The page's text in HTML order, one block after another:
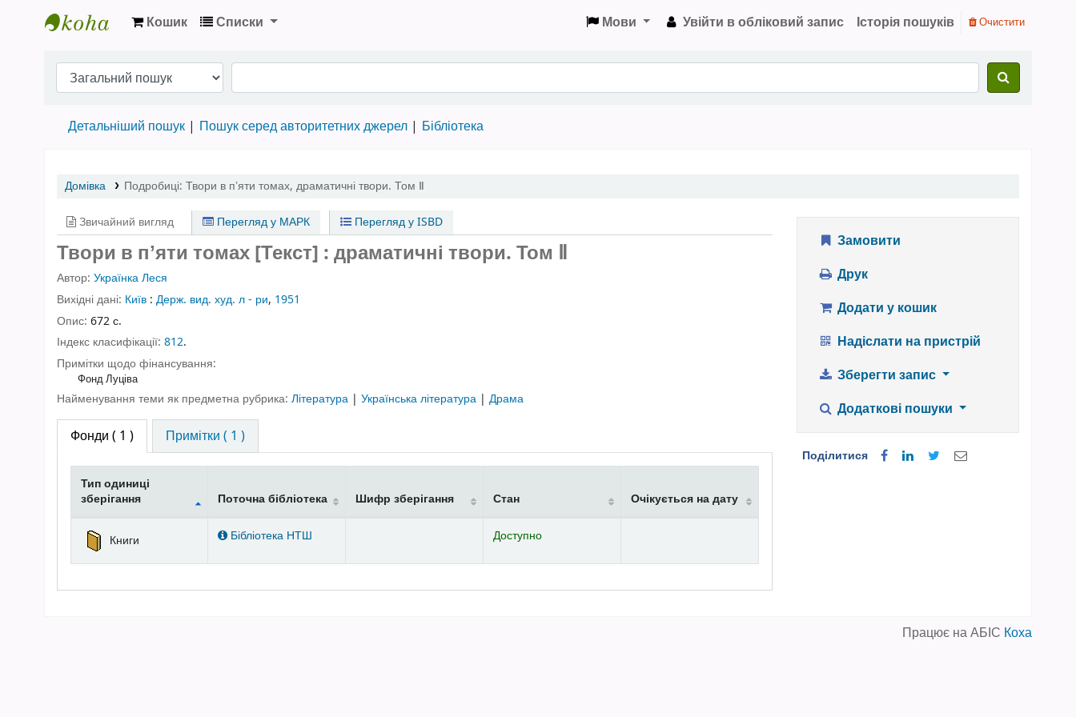
Кошик Списки Мови Увійти в обліковий запис Історія пошуків Очистити
Детальніший пошук Пошук серед авторитетних джерел Бібліотека
Домівка Подробиці: Твори в пʼяти томах, драматичні твори. Том Ⅱ
Звичайний вигляд Перегляд у МАРК Перегляд у ISBD
Твори в пʼяти томах [Текст] : драматичні твори.Том Ⅱ
Автор: Українка Леся
Вихідні дані: Київ : Держ. вид. худ. л - ри, 1951
Опис: 672 с.
Індекс класифікації: 812.
Примітки щодо фінансування:
Фонд Луціва
Найменування теми як предметна рубрика: Література | Українська література | Драма
Фонди ( 1 ) Примітки ( 1 )
Фонди
Тип одиниці
зберігання
Поточна бібліотека Шифр зберігання Стан Очікується на дату
Книги Бібліотека НТШ Доступно
Замовити
Друк
Додати у кошик
Надіслати на пристрій
Зберегти запис
Додаткові пошуки
Поділитися
Працює на АБІС Коха